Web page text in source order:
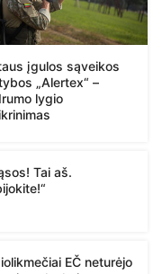
įgulos sąveikos
„Alertex“ –
lygio
Tai aš.
EČ neturėjo